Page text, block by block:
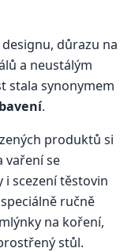
důrazu na
a neustálým
stala synonymem
.
produktů si
vaření se
i scezení těstovin
ručně
na koření,
stůl.